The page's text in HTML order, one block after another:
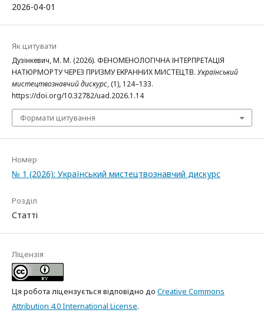
2026-04-01
Як цитувати
Дузінкевич, М. М. (2026). ФЕНОМЕНОЛОГІЧНА ІНТЕРПРЕТАЦІЯ
НАТЮРМОРТУ ЧЕРЕЗ ПРИЗМУ ЕКРАННИХ МИСТЕЦТВ. Український
мистецтвознавчий дискурс, (1), 124–133.
https://doi.org/10.32782/uad.2026.1.14
Формати цитування
Номер
№ 1 (2026): Український мистецтвознавчий дискурс
Розділ
Статті
Ліцензія
Ця робота ліцензується відповідно до Creative Commons
Attribution 4.0 International License.